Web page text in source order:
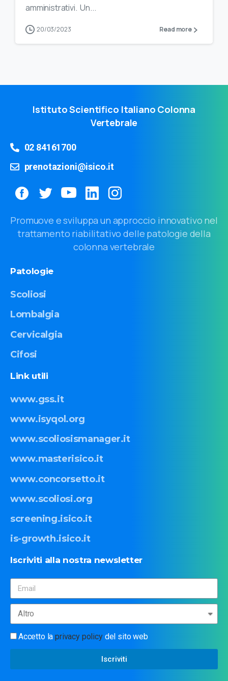
amministrativi. Un...
20/03/2023 Read more
Istituto Scientifico Italiano Colonna
Vertebrale
02 84161700
prenotazioni@isico.it
Promuove e sviluppa un approccio innovativo nel
trattamento riabilitativo delle patologie della
colonna vertebrale
Patologie
Scoliosi
Lombalgia
Cervicalgia
Cifosi
Link utili
www.gss.it
www.isyqol.org
www.scoliosismanager.it
www.masterisico.it
www.concorsetto.it
www.scoliosi.org
screening.isico.it
is-growth.isico.it
Iscriviti alla nostra newsletter
Accetto laprivacy policydel sito web
Iscriviti